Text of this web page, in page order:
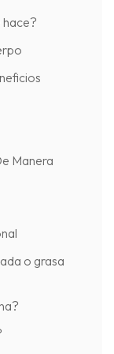
hace?
Manera
o grasa